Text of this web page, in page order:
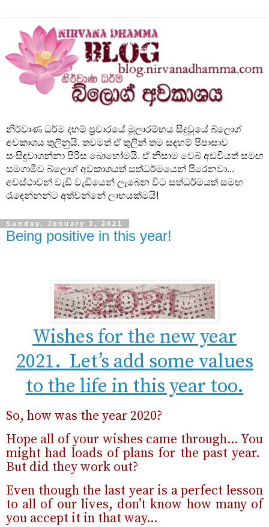
නිර්වාණ ධර්ම දහම් ප්‍රචාරයේ මූලාරම්භය සිදුවූයේ බ්ලොග්
අවකාශය තුලිනුයි. තවමත් ඒ තුලින් තම සඳහම් පිපාසාව
සංසිඳුවාගන්නා පිරිස බොහෝමයි. ඒ නිසාම වෙබ් අඩවියත් සමඟ
සමගාමීව බ්ලොග් අවකාශයත් සත්ධර්මයෙන් පිරෙනවා...
අවස්ථාවන් වැඩි වැඩියෙන් ලැබෙන විට සත්ධර්මයත් සමඟ
රැඳෙන්නන්ට අත්වන්නේ ලාභයක්මයි!
Sunday, January 3, 2021
Being positive in this year!
Wishes for the new year
2021. Let’s add some values
to the life in this year too.
So, how was the year 2020?
Hope all of your wishes came through… You
might had loads of plans for the past year.
But did they work out?
Even though the last year is a perfect lesson
to all of our lives, don’t know how many of
you accept it in that way…